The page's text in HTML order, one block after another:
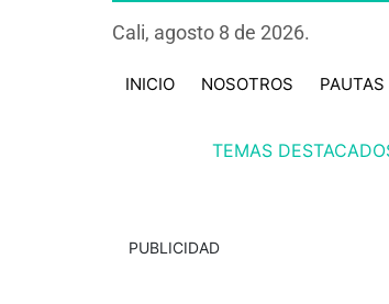
Cali, agosto 8 de 2026.
INICIO NOSOTROS PAUTAS
TEMAS
PUBLICIDAD